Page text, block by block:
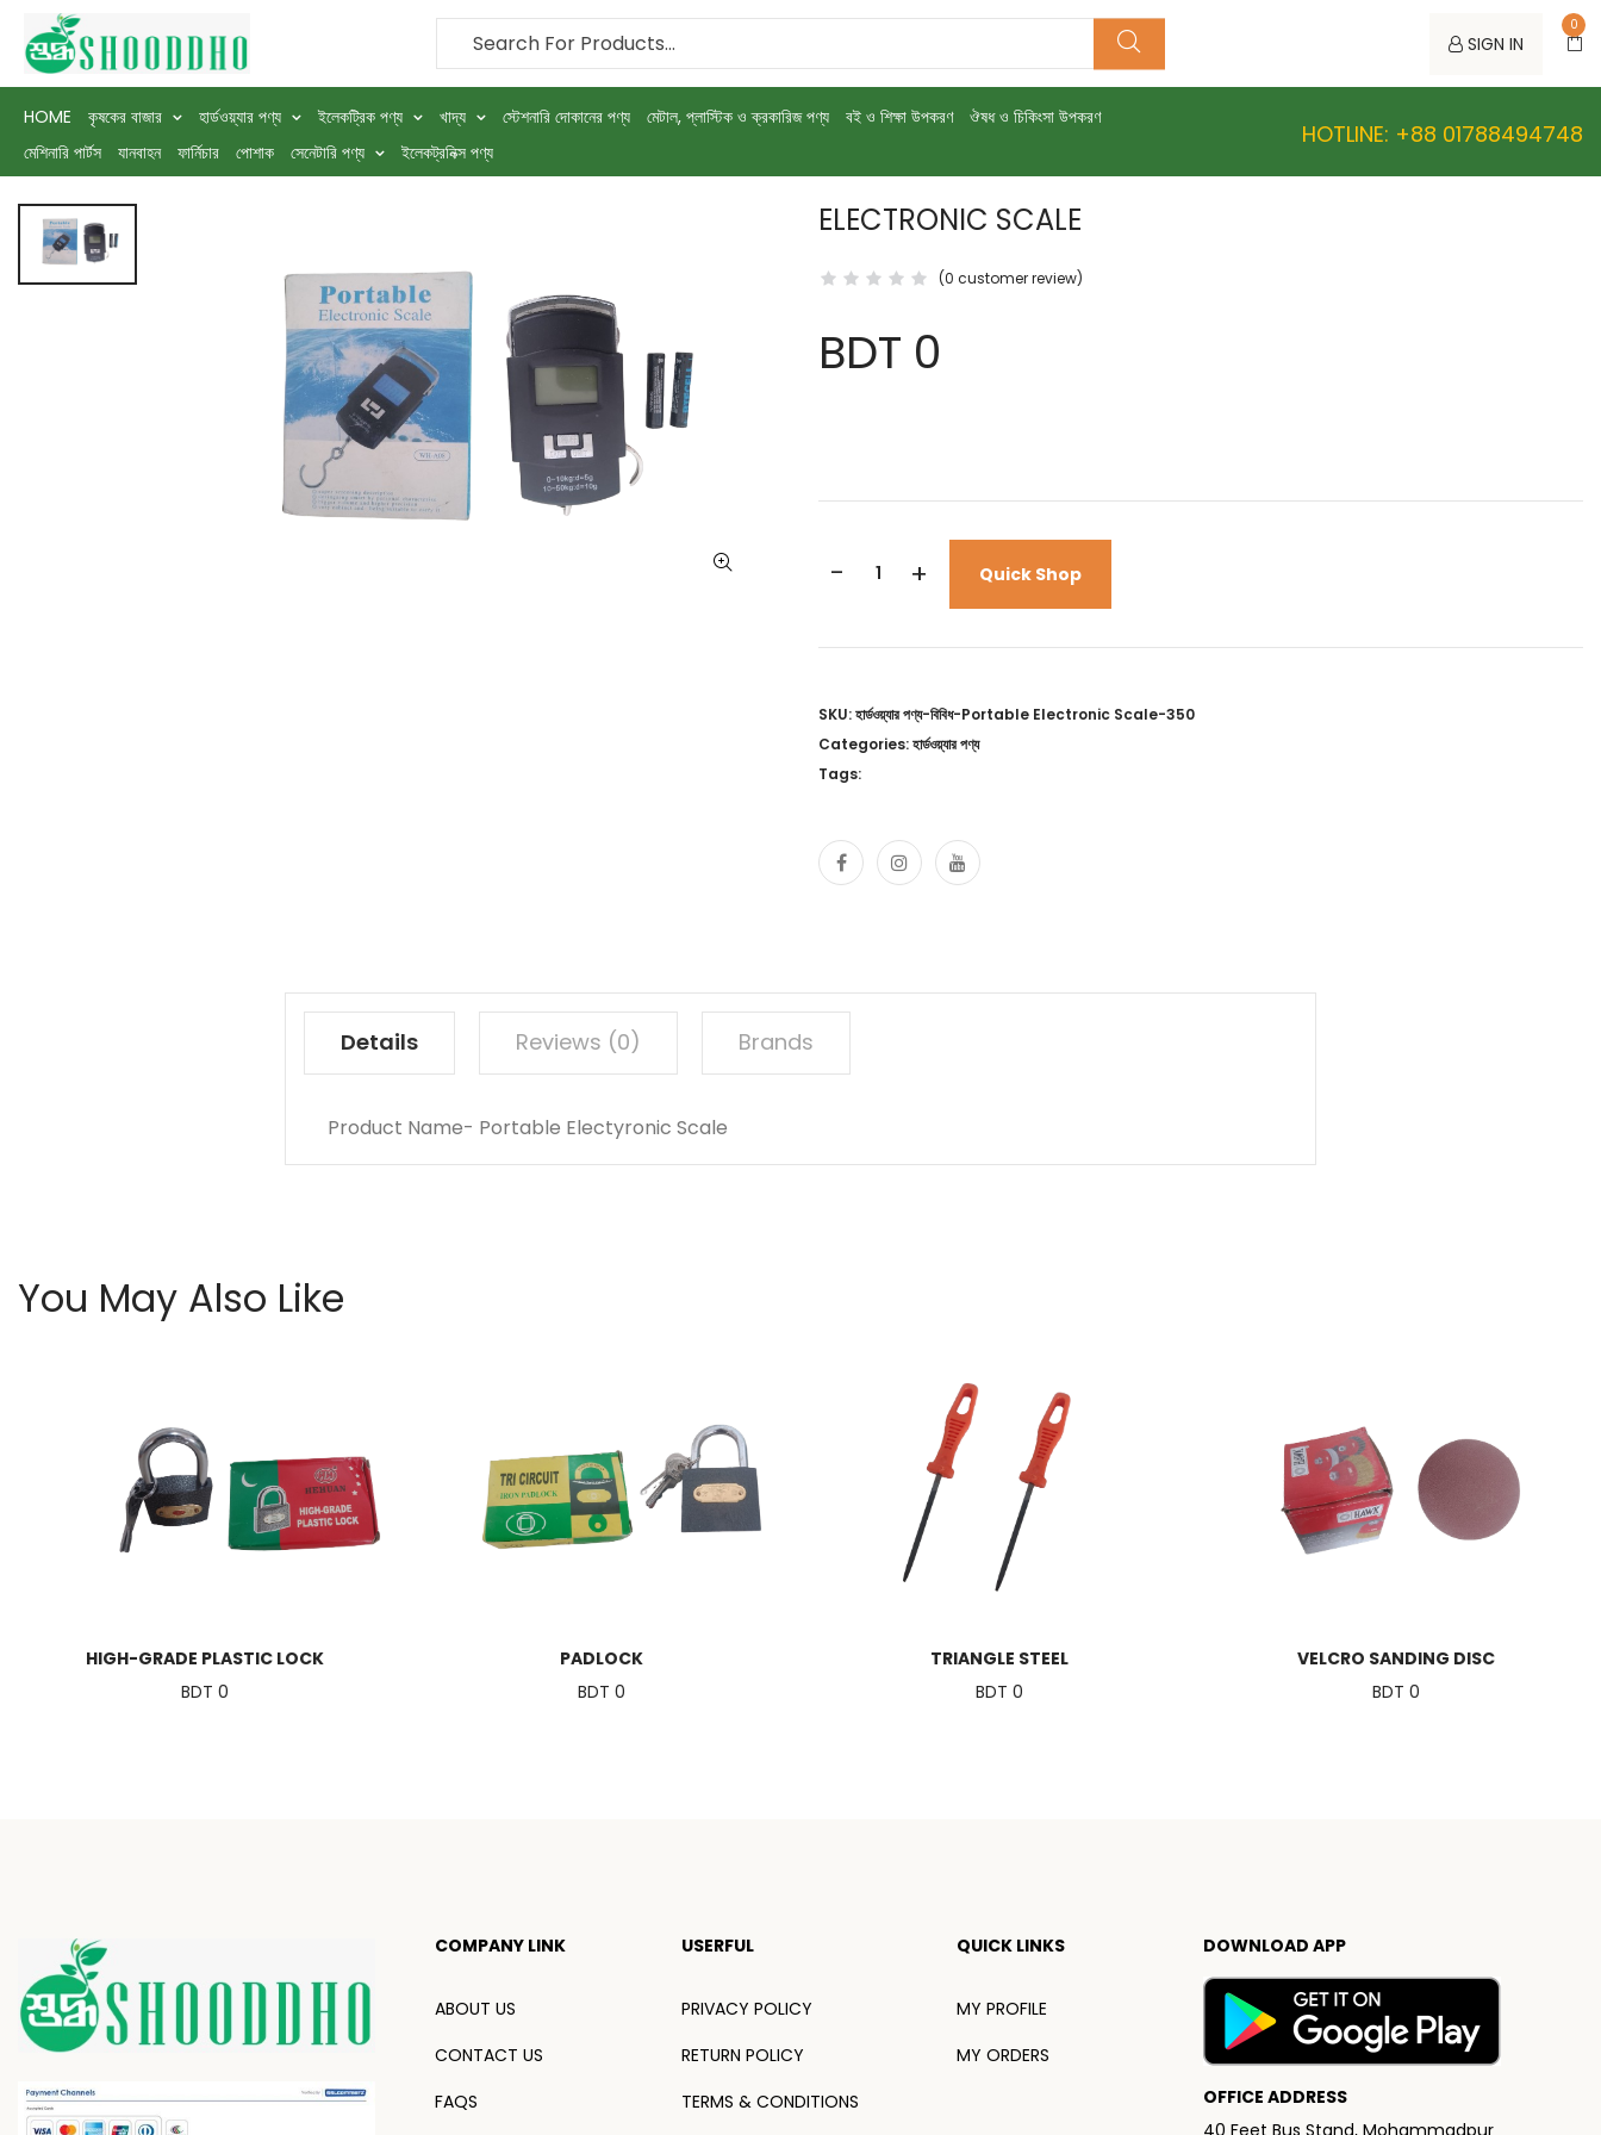
SIGN IN
0
HOME কৃষকের বাজার হার্ডওয়্যার পণ্য ইলেকট্রিক পণ্য খাদ্য স্টেশনারি দোকানের পণ্য মেটাল, প্লাস্টিক ও ক্রকারিজ পণ্য বই ও শিক্ষা উপকরণ
ঔষধ ও চিকিংসা উপকরণ
মেশিনারি পার্টস
যানবাহন ফার্নিচার পোশাক সেনেটারি পণ্য ইলেকট্রনিক্স পণ্য
HOTLINE: +88 01788494748
হার্ডওয়্যার পণ্য বিবিধ Portable Electronic Scale Electronic Scale
ELECTRONIC SCALE
(0 customer review)
BDT 0
- + Quick Shop
SKU: হার্ডওয়্যার পণ্য-বিবিধ-Portable Electronic Scale-350
Categories: হার্ডওয়্যার পণ্য
Tags:
Details Reviews (0) Brands
Product Name- Portable Electyronic Scale
You May Also Like
HIGH-GRADE PLASTIC LOCK
BDT 0
PADLOCK
BDT 0
TRIANGLE STEEL
BDT 0
VELCRO SANDING DISC
BDT 0
COMPANY LINK
ABOUT US
CONTACT US
FAQS
USERFUL
PRIVACY POLICY
RETURN POLICY
TERMS & CONDITIONS
QUICK LINKS
MY PROFILE
MY ORDERS
DOWNLOAD APP
OFFICE ADDRESS